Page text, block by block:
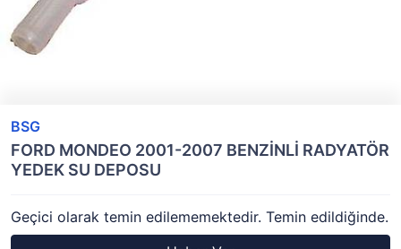
BSG
FORD MONDEO 2001-2007 BENZİNLİ RADYATÖR
YEDEK SU DEPOSU
Geçici olarak temin edilememektedir. Temin edildiğinde.